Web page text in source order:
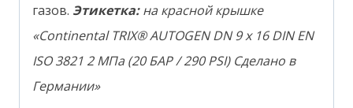
газов. Этикетка:на красной крышке
«Continental TRIX® AUTOGEN DN 9 x 16 DIN EN
ISO 3821 2 МПа (20 БАР / 290 PSI) Сделано в
Германии»